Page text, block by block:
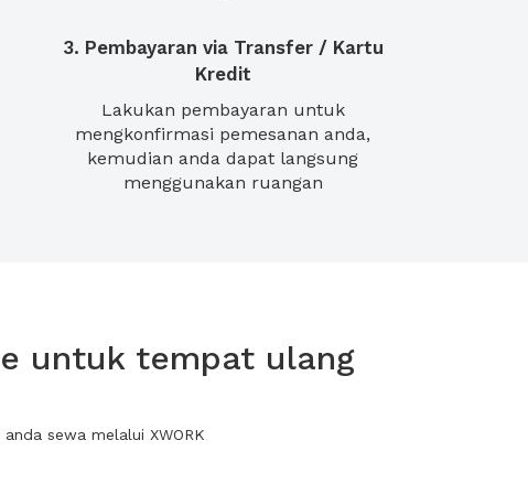
3. Pembayaran via Transfer / Kartu
Kredit
Lakukan pembayaran untuk
mengkonfirmasi pemesanan anda,
kemudian anda dapat langsung
menggunakan ruangan
untuk tempat ulang
sewa melalui XWORK